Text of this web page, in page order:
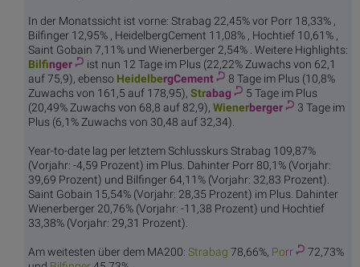
In der Monatssicht ist vorne: Strabag 22,45% vor Porr 18,33% ,
Bilfinger 12,95% , HeidelbergCement 11,08% , Hochtief 10,61% ,
Saint Gobain 7,11% und Wienerberger 2,54% . Weitere Highlights:
Bilfinger
ist nun 12 Tage im Plus (22,22% Zuwachs von 62,1
auf 75,9), ebenso HeidelbergCement
8 Tage im Plus (10,8%
Zuwachs von 161,5 auf 178,95), Strabag
5 Tage im Plus
(20,49% Zuwachs von 68,8 auf 82,9), Wienerberger
3 Tage im
Plus (6,1% Zuwachs von 30,48 auf 32,34).
Year-to-date lag per letztem Schlusskurs Strabag 109,87%
(Vorjahr: -4,59 Prozent) im Plus. Dahinter Porr 80,1% (Vorjahr:
39,69 Prozent) und Bilfinger 64,11% (Vorjahr: 32,83 Prozent).
Saint Gobain 15,54% (Vorjahr: 28,35 Prozent) im Plus. Dahinter
Wienerberger 20,76% (Vorjahr: -11,38 Prozent) und Hochtief
33,38% (Vorjahr: 29,31 Prozent).
Am weitesten über dem MA200: Strabag 78,66%, Porr
72,73%